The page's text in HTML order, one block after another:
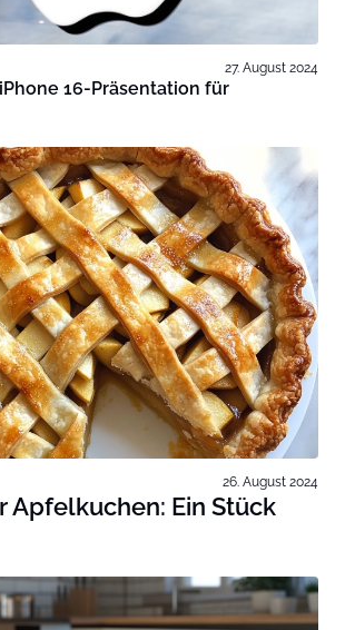
27. August 2024
16-Präsentation für
26. August 2024
Apfelkuchen: Ein Stück